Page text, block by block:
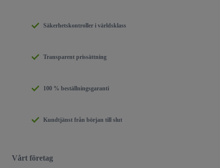
Säkerhetskontroller i världsklass
Transparent prissättning
100 % beställningsgaranti
Kundtjänst från början till slut
Vårt företag